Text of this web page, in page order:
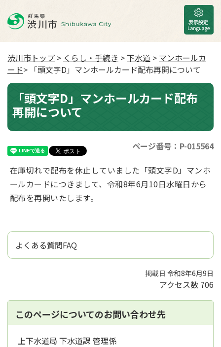
渋川市トップ > くらし・手続き >下水道 > マンホールカ
ード> 「頭文字D」マンホールカード配布再開について
「頭文字D」マンホールカード配布
再開について
ページ番号：P-015564
在庫切れで配布を休止していました「頭文字D」マンホ
ールカードにつきまして、令和8年6月10日水曜日から
配布を再開いたします。
よくある質問FAQ
掲載日 令和8年6月9日
アクセス数 706
このページについてのお問い合わせ先
上下水道局 下水道課 管理係